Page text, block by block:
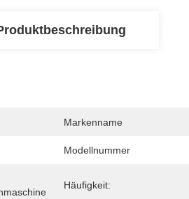
Markenname
Modellnummer
Häufigkeit: